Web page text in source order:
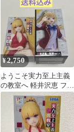
¥2,750
ようこそ実力至上主義
の教室へ 軽井沢恵 フィ
ギュア 2種セット